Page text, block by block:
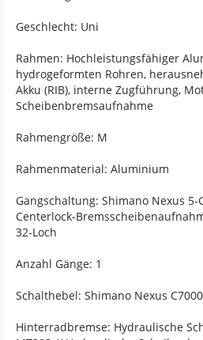
Geschlecht: Uni
Rahmen: Hochleistungsfähiger
hydrogeformten Rohren,
Akku (RIB), interne Zugführung,
Scheibenbremsaufnahme
Rahmengröße: M
Rahmenmaterial: Aluminium
Gangschaltung: Shimano Nexus
Centerlock-
32-Loch
Anzahl Gänge: 1
Schalthebel: Shimano Nexus
Hinterradbremse: Hydraulische